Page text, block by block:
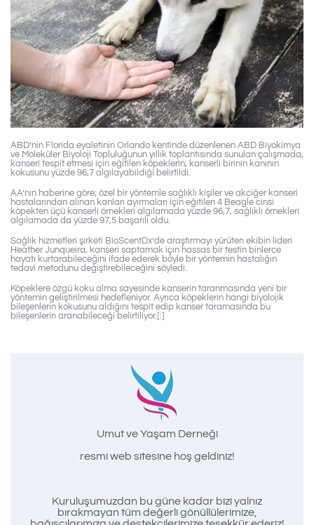
ABD’nin Florida eyaletinin Orlando kentinde düzenlenen ABD Biyokimya
ve Moleküler Biyoloji Topluluğunun yıllık toplantısında sunulan çalışmada,
kanseri tespit etmesi için eğitilen köpeklerin, kanserli birinin kanının
kokusunu yüzde 96,7 algılayabildiği belirtildi.
AA’nın haberine göre; özel bir yöntemle sağlıklı kişiler ve akciğer kanseri
hastalarından alınan kanları ayırmaları için eğitilen 4 Beagle cinsi
köpekten üçü kanserli örnekleri algılamada yüzde 96,7, sağlıklı örnekleri
algılamada da yüzde 97,5 başarılı oldu.
Sağlık hizmetleri şirketi BioScentDx’de araştırmayı yürüten ekibin lideri
Heather Junqueira, kanseri saptamak için hassas bir testin binlerce
hayatı kurtarabileceğini ifade ederek böyle bir yöntemin hastalığın
tedavi metodunu değiştirebileceğini söyledi.
Köpeklere özgü koku alma sayesinde kanserin taranmasında yeni bir
yöntemin geliştirilmesi hedefleniyor. Ayrıca köpeklerin hangi biyolojik
bileşenlerin kokusunu aldığını tespit edip kanser taramasında bu
bileşenlerin aranabileceği belirtiliyor.[:]
Umut ve Yaşam Derneği
resmi web sitesine hoş geldiniz!
Kuruluşumuzdan bu güne kadar bizi yalnız
bırakmayan tüm değerli gönüllülerimize,